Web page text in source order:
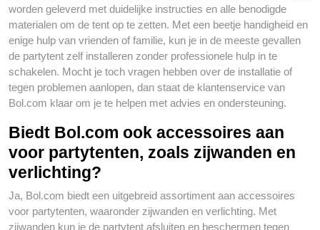
worden geleverd met duidelijke instructies en alle benodigde
materialen om de tent op te zetten. Met een beetje handigheid en
enige hulp van vrienden of familie, kun je in de meeste gevallen
de partytent zelf installeren zonder professionele hulp in te
schakelen. Mocht je toch vragen hebben over de installatie of
tegen problemen aanlopen, dan staat de klantenservice van
Bol.com klaar om je te helpen met advies en ondersteuning.
Biedt Bol.com ook accessoires aan
voor partytenten, zoals zijwanden en
verlichting?
Ja, Bol.com biedt een uitgebreid assortiment aan accessoires
voor partytenten, waaronder zijwanden en verlichting. Met
zijwanden kun je de partytent afsluiten en beschermen tegen